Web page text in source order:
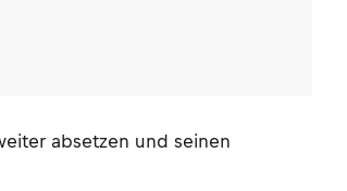
absetzen und seinen